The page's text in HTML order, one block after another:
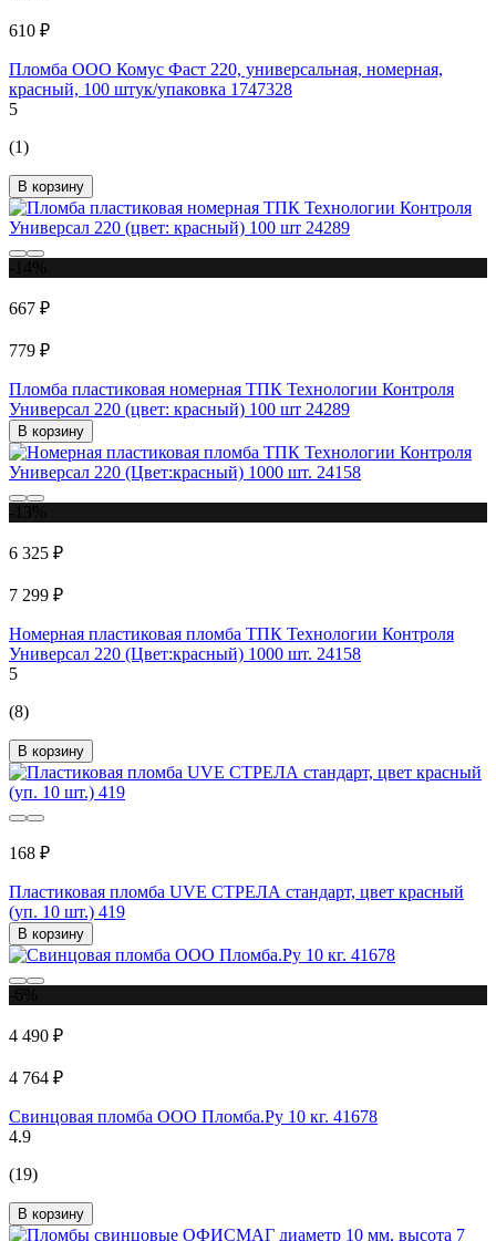
610 ₽
Пломба ООО Комус Фаст 220, универсальная, номерная,
красный, 100 штук/упаковка 1747328
5
(1)
В корзину
667 ₽
779 ₽
Пломба пластиковая номерная ТПК Технологии Контроля
Универсал 220 (цвет: красный) 100 шт 24289
В корзину
6 325 ₽
7 299 ₽
Номерная пластиковая пломба ТПК Технологии Контроля
Универсал 220 (Цвет:красный) 1000 шт. 24158
5
(8)
В корзину
168 ₽
Пластиковая пломба UVE СТРЕЛА стандарт, цвет красный
(уп. 10 шт.) 419
В корзину
4 490 ₽
4 764 ₽
Свинцовая пломба ООО Пломба.Ру 10 кг. 41678
4.9
(19)
В корзину